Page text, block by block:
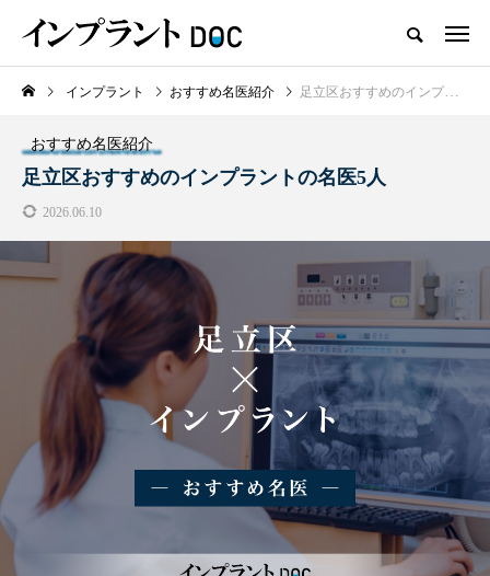
おすすめ名医紹介
横浜市おすすめの歯がボロボロの
注目のトピック
コラム インプラント
インプラント おすすめ名医紹介 足立区おすすめのインプラントの名医5人
おすすめ名医紹介
足立区おすすめのインプラントの名医5人
2026.06.10